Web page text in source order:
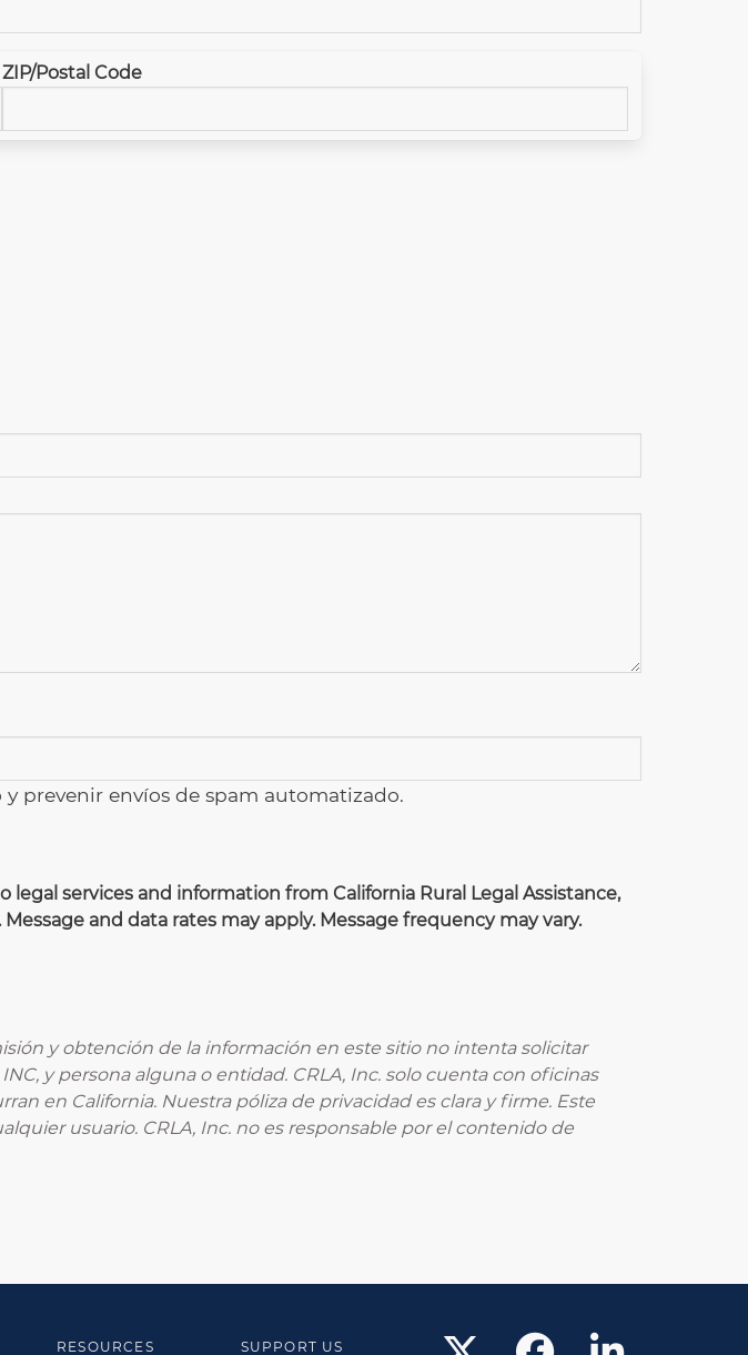
ZIP/Postal Code
prevenir envíos de spam automatizado.
services and information from California Rural Legal Assistance,
and data rates may apply. Message frequency may vary.
y obtención de la información en este sitio no intenta solicitar
y persona alguna o entidad. CRLA, Inc. solo cuenta con oficinas
en California. Nuestra póliza de privacidad es clara y firme. Este
usuario. CRLA, Inc. no es responsable por el contenido de
RESOURCES SUPPORT US